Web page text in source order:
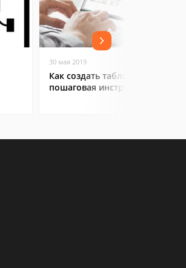
30 мая 2019
Как создать таблицу в Excel:
пошаговая инструкция